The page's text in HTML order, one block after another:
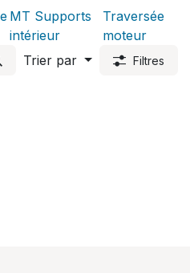
MT Supports
intérieur
Traversée
moteur
Trier par
Filtres